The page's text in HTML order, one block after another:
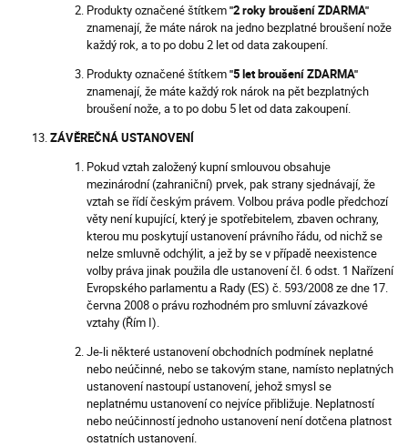
Produkty označené štítkem"2 roky broušení ZDARMA"
znamenají, že máte nárok na jedno bezplatné broušení nože
každý rok, a to po dobu 2 let od data zakoupení.
Produkty označené štítkem"5 let broušení ZDARMA"
znamenají, že máte každý rok nárok na pět bezplatných
broušení nože, a to po dobu 5 let od data zakoupení.
ZÁVĚREČNÁ USTANOVENÍ
Pokud vztah založený kupní smlouvou obsahuje
mezinárodní (zahraniční) prvek, pak strany sjednávají, že
vztah se řídí českým právem. Volbou práva podle předchozí
věty není kupující, který je spotřebitelem, zbaven ochrany,
kterou mu poskytují ustanovení právního řádu, od nichž se
nelze smluvně odchýlit, a jež by se v případě neexistence
volby práva jinak použila dle ustanovení čl. 6 odst. 1 Nařízení
Evropského parlamentu a Rady (ES) č. 593/2008 ze dne 17.
června 2008 o právu rozhodném pro smluvní závazkové
vztahy (Řím I).
Je-li některé ustanovení obchodních podmínek neplatné
nebo neúčinné, nebo se takovým stane, namísto neplatných
ustanovení nastoupí ustanovení, jehož smysl se
neplatnému ustanovení co nejvíce přibližuje. Neplatností
nebo neúčinností jednoho ustanovení není dotčena platnost
ostatních ustanovení.